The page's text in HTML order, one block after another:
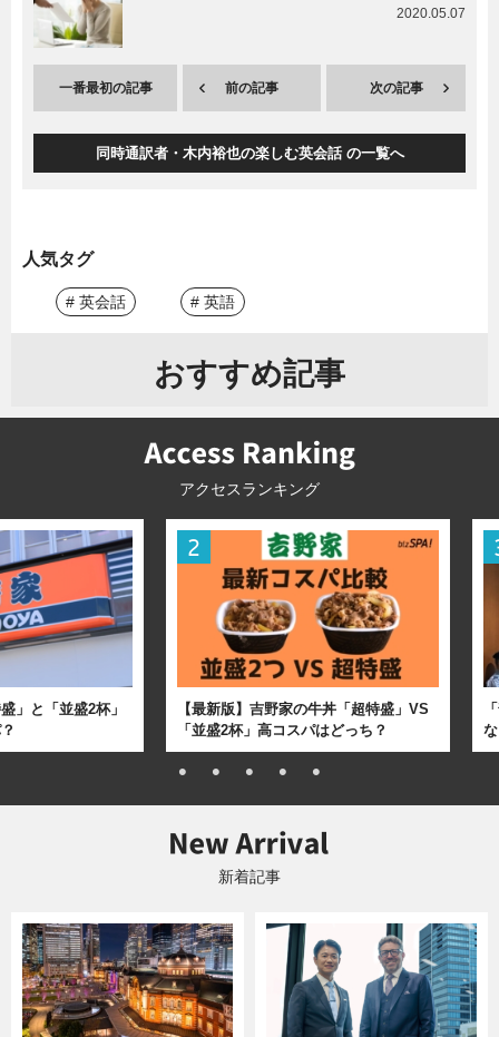
2020.05.07
一番最初の記事 前の記事 次の記事
同時通訳者・木内裕也の楽しむ英会話 の一覧へ
人気タグ
# 英会話 # 英語
おすすめ記事
アクセスランキング
」と「並盛2杯」
【最新版】吉野家の牛丼「超特盛」VS
「並盛2杯」高コスパはどっち？
新着記事